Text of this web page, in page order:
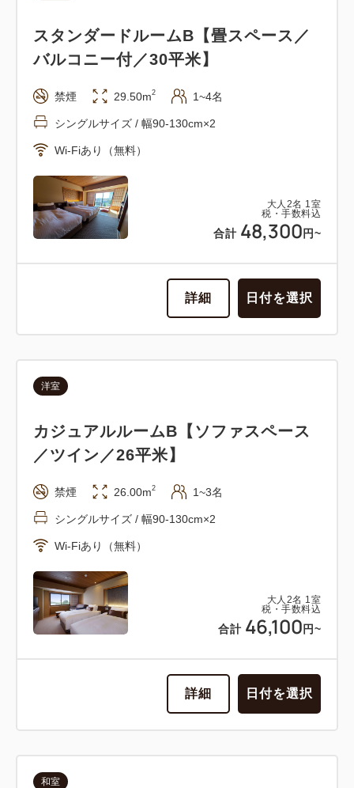
大人 2名 1 室
税・手数料込
合計 48,300 円~
スタンダードルームB【畳スペース／
バルコニー付／30平米】
禁煙 29.50m2 1~4名
シングルサイズ / 幅90-130cm×2
Wi-Fiあり（無料）
詳細 日付を選択
大人 2名 1 室
税・手数料込
合計 46,100 円~
洋室
カジュアルルームB【ソファスペース
／ツイン／26平米】
禁煙 26.00m2 1~3名
シングルサイズ / 幅90-130cm×2
Wi-Fiあり（無料）
詳細 日付を選択
和室